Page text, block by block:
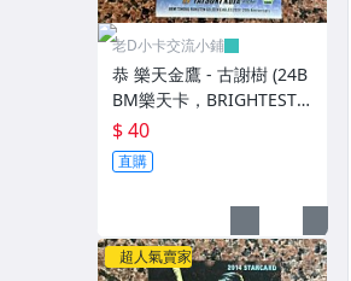
老D小卡交流小鋪
恭 樂天金鷹 - 古謝樹 (24B
BM樂天卡，BRIGHTEST
HOPE，NO.E068) RC新人
卡
$ 40
直購
超人氣賣家